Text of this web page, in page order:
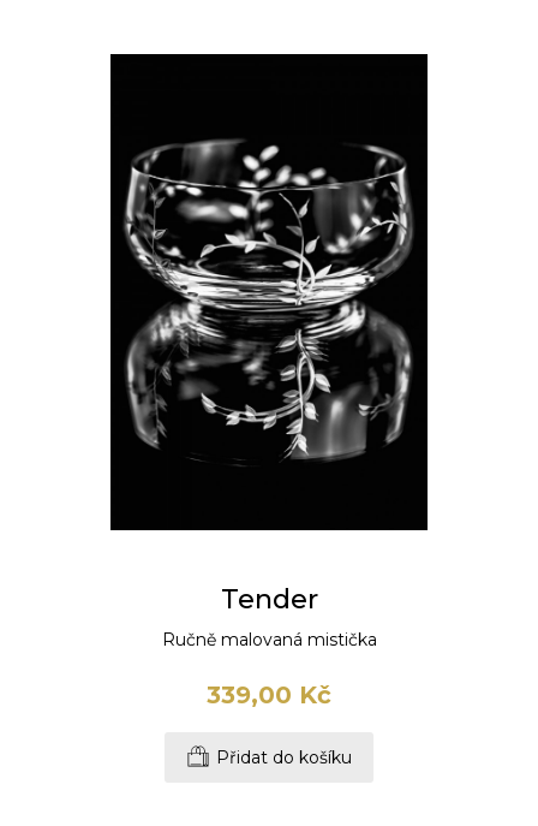
Tender
Ručně malovaná mistička
339,00 Kč
Přidat do košíku